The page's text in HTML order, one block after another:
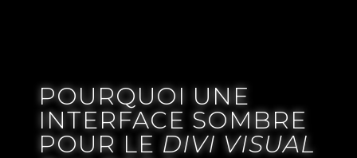
POURQUOI UNE
INTERFACE SOMBRE
POUR LE DIVI VISUAL